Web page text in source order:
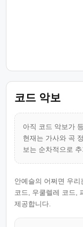
코드 악보
아직 코드 악보가
현재는 가사와 곡
보는 순차적으로 추
안예슬의 어쩌면 우
코드, 우쿨렐레 코드,
제공합니다.